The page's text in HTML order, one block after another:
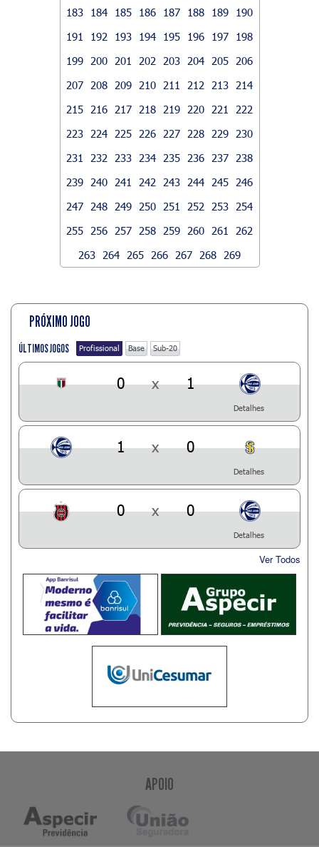
183
184 185 186 187 188 189
190
191
192 193 194 195 196 197
198
199
200 201 202 203 204 205
206
207
208 209 210 211 212 213
214
215
216 217 218 219 220 221
222
223
224 225 226 227 228 229
230
231
232 233 234 235 236 237
238
239
240 241 242 243 244 245
246
247
248 249 250 251 252 253
254
255
256 257 258 259 260 261
262
263
264 265 266 267 268 269
PRÓXIMO JOGO
ÚLTIMOS JOGOS Profissional Base Sub-20
0 x 1
Detalhes
1 x 0
Detalhes
0 x 0
Detalhes
Ver Todos
APOIO